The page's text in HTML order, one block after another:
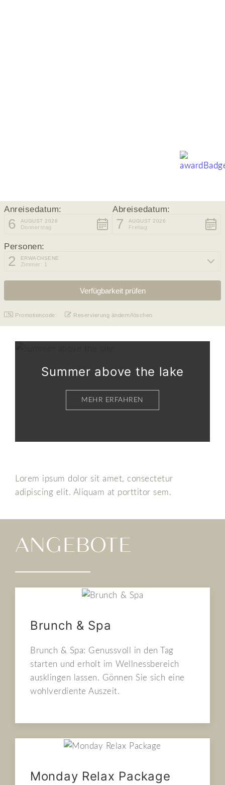
Anreisedatum:
6 AUGUST 2026
Donnerstag
Abreisedatum:
7 AUGUST 2026
Freitag
Personen:
2 ERWACHSENE
Zimmer: 1
Promotioncode: Reservierung ändern/löschen
Summer above the lake
MEHR ERFAHREN
Lorem ipsum dolor sit amet, consectetur
adipiscing elit. Aliquam at porttitor sem.
ANGEBOTE
Brunch & Spa
Brunch & Spa: Genussvoll in den Tag
starten und erholt im Wellnessbereich
ausklingen lassen. Gönnen Sie sich eine
wohlverdiente Auszeit.
Monday Relax Package